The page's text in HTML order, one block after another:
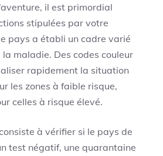
il est primordial
stipulées par votre
pays a établi un cadre varié
la maladie. Des codes couleur
rapidement la situation
les zones à faible risque,
celles à risque élevé.
à vérifier si le pays de
test négatif, une quarantaine